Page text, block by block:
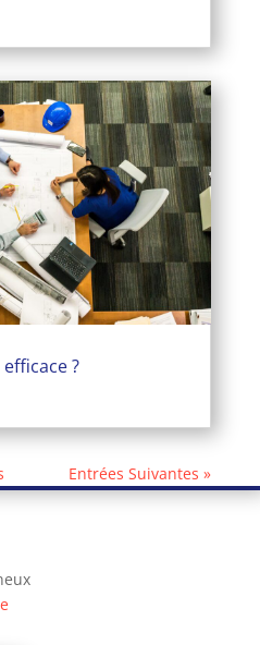
?
Entrées Suivantes »